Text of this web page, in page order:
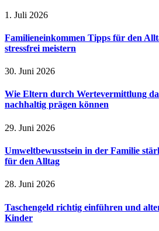
1. Juli 2026
Familieneinkommen Tipps für den
stressfrei meistern
30. Juni 2026
Wie Eltern durch Wertevermittlung
nachhaltig prägen können
29. Juni 2026
Umweltbewusstsein in der Familie
für den Alltag
28. Juni 2026
Taschengeld richtig einführen und
Kinder